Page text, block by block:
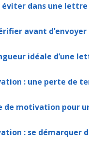
éviter dans une
avant
idéale d’une
: une perte de
de motivation pour
: se démarquer